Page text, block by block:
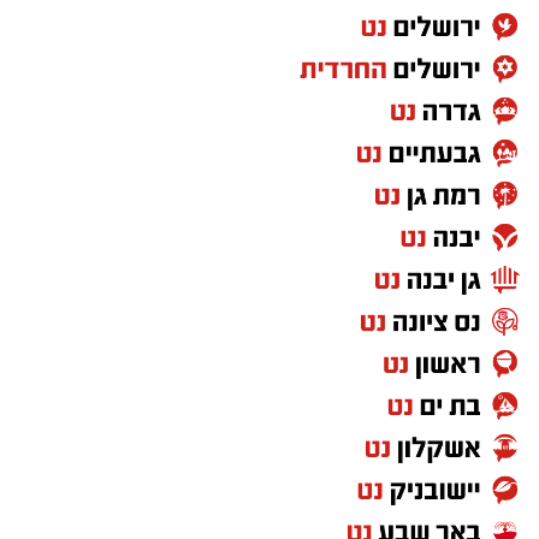
במוזיאון מציינים כי הם מחפשים מועמד או מועמדת
בעלי "ראש מלא ברעיונות", שיצטרפו להובלת
הפעילות החינוכית והקהילתית של אחד ממוסדות
התרבות הבולטים בעיר.
לפרטים המלאים ולהגשת מועמדות ניתן להיכנס
לעמוד הדרושים של החברה העירונית:
להגשת מועמדות לחצו כאן